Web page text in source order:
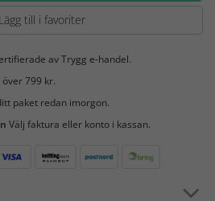
Lägg till i favoriter
av Trygg e-handel.
över 799 kr.
paket redan imorgon.
Välj faktura eller konto i kassan.